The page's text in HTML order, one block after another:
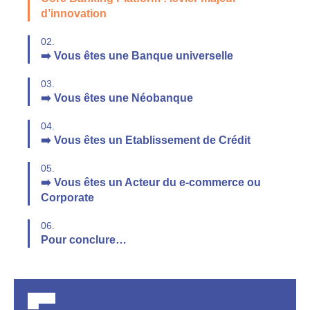
d’innovation
02.
➡️ Vous êtes une Banque universelle
03.
➡️ Vous êtes une Néobanque
04.
➡️ Vous êtes un Etablissement de Crédit
05.
➡️ Vous êtes un Acteur du e-commerce ou
Corporate
06.
Pour conclure…